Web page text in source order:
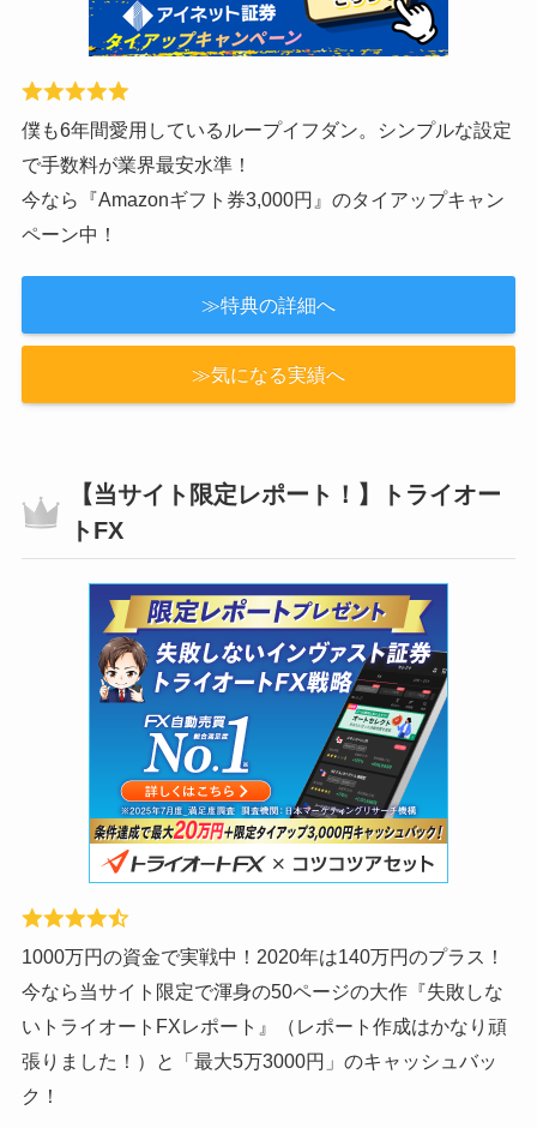
僕も6年間愛用しているループイフダン。シンプルな設定
で手数料が業界最安水準！
今なら『Amazonギフト券3,000円』のタイアップキャン
ペーン中！
≫特典の詳細へ
≫気になる実績へ
【当サイト限定レポート！】トライオー
トFX
1000万円の資金で実戦中！2020年は140万円のプラス！
今なら当サイト限定で渾身の50ページの大作『失敗しな
いトライオートFXレポート』（レポート作成はかなり頑
張りました！）と「最大5万3000円」のキャッシュバッ
ク！